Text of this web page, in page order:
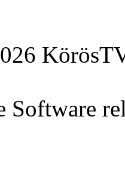
Software